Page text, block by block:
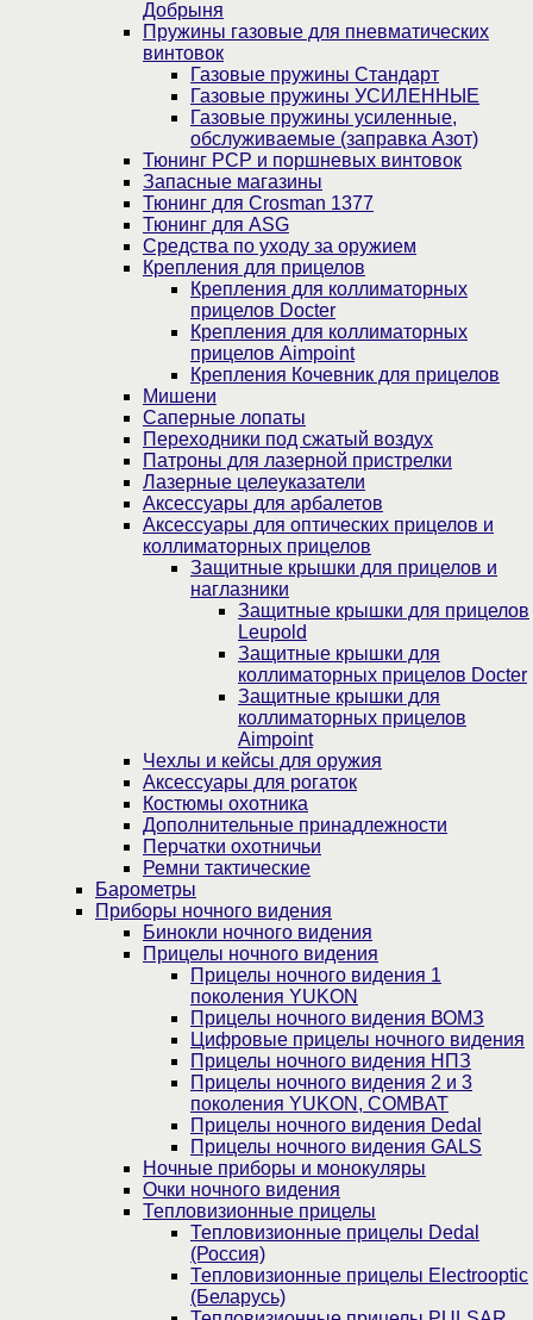
Добрыня
Пружины газовые для пневматических
винтовок
Газовые пружины Стандарт
Газовые пружины УСИЛЕННЫЕ
Газовые пружины усиленные,
обслуживаемые (заправка Азот)
Тюнинг PCP и поршневых винтовок
Запасные магазины
Тюнинг для Crosman 1377
Тюнинг для ASG
Средства по уходу за оружием
Крепления для прицелов
Крепления для коллиматорных
прицелов Docter
Крепления для коллиматорных
прицелов Aimpoint
Крепления Кочевник для прицелов
Мишени
Саперные лопаты
Переходники под сжатый воздух
Патроны для лазерной пристрелки
Лазерные целеуказатели
Аксессуары для арбалетов
Аксессуары для оптических прицелов и
коллиматорных прицелов
Защитные крышки для прицелов и
наглазники
Защитные крышки для прицелов
Leupold
Защитные крышки для
коллиматорных прицелов Docter
Защитные крышки для
коллиматорных прицелов
Aimpoint
Чехлы и кейсы для оружия
Аксессуары для рогаток
Костюмы охотника
Дополнительные принадлежности
Перчатки охотничьи
Ремни тактические
Барометры
Приборы ночного видения
Бинокли ночного видения
Прицелы ночного видения
Прицелы ночного видения 1
поколения YUKON
Прицелы ночного видения ВОМЗ
Цифровые прицелы ночного видения
Прицелы ночного видения НПЗ
Прицелы ночного видения 2 и 3
поколения YUKON, COMBAT
Прицелы ночного видения Dedal
Прицелы ночного видения GALS
Ночные приборы и монокуляры
Очки ночного видения
Тепловизионные прицелы
Тепловизионные прицелы Dedal
(Россия)
Тепловизионные прицелы Electrooptic
(Беларусь)